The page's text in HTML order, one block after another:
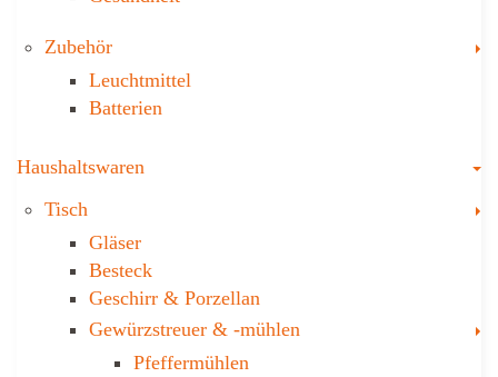
Zubehör
Leuchtmittel
Batterien
Haushaltswaren
Tisch
Gläser
Besteck
Geschirr & Porzellan
Gewürzstreuer­ & -mühlen
Pfeffermühlen